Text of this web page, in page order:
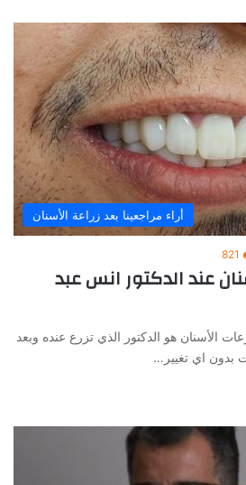
أراء مراجعينا بعد زراعة الأسنان
821
عند الدكتور انس عبد
الأسنان هو الدكتور الذي تزرع عنده وبعد
بدون اي تغيير…